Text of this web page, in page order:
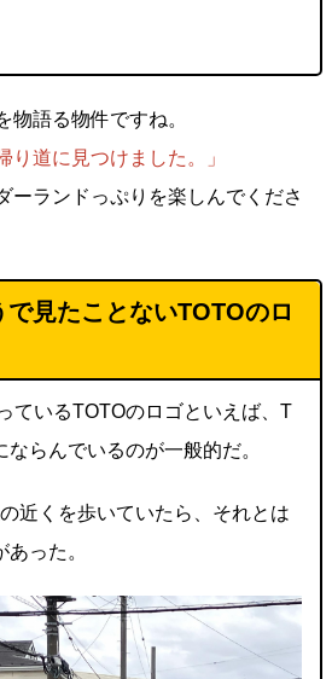
語る物件ですね。
り道に見つけました。」
ーランドっぷりを楽しんでくださ
で見たことないTOTOのロ
ているTOTOのロゴといえば、T
らんでいるのが一般的だ。
近くを歩いていたら、それとは
った。